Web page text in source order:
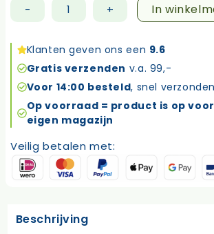
-
Alphatec
37-
900
aantal
+ In
Klanten geven ons een 9.6
Gratis verzenden v.a. 99,-
Voor 14:00 besteld, snel verzonden
Op voorraad = product is op
eigen magazijn
Veilig betalen met:
Beschrijving